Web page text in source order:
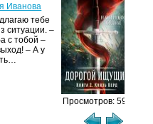
Иванова
тебе
ситуации. –
с тобой –
– А у
Просмотров: 594